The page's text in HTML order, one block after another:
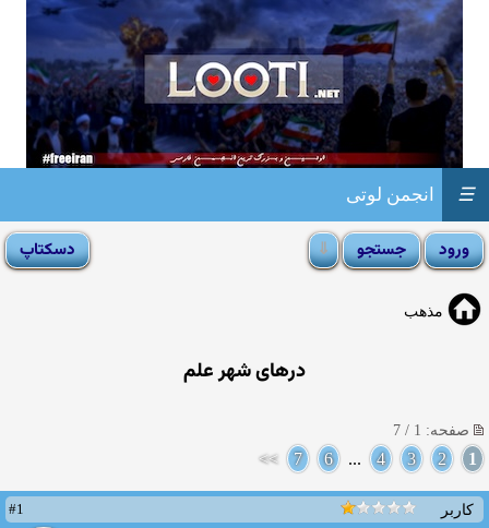
انجمن لوتی ☰
مذهب
درهای شهر علم
صفحه: 1 / 7
1
2
3
4
...
6
7
>>
کاربر
#1